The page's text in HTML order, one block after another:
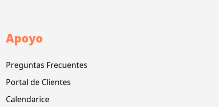
Apoyo
Preguntas Frecuentes
Portal de Clientes
Calendarice